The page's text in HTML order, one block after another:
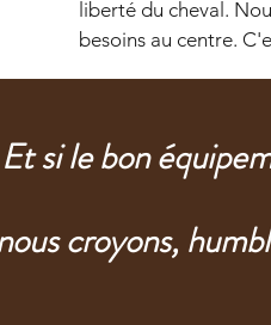
liberté du cheval.
besoins au centre.
Une gêne, une
Du sur-mesure, de
si le bon
croyons,